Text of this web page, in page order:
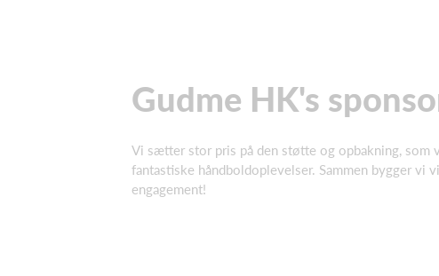
Gudme HK's
Vi sætter stor pris på den støtte og opbakning, som
fantastiske håndboldoplevelser. Sammen bygger
engagement!